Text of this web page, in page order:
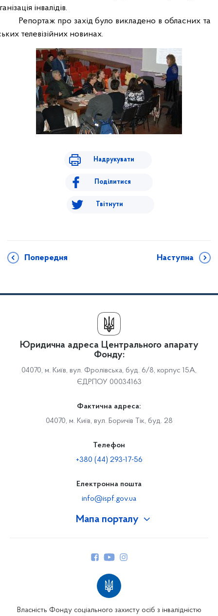
інвалідів.
Репортаж про захід було викладено в обласних та
телевізійних новинах.
Надрукувати
Поділитися
Твітнути
Попередня Наступна
Мапа порталу
Юридична адреса Центрального апарату
Фонду:
04070, м. Київ, вул. Фролівська, буд. 6/8, корпус 15А,
ЄДРПОУ 00034163
Фактична адреса:
04070, м. Київ, вул. Боричів Тік, буд. 28
Телефон
+380 (44) 293-17-56
Електронна пошта
info@ispf.gov.ua
Власність Фонду соціального захисту осіб з інвалідністю